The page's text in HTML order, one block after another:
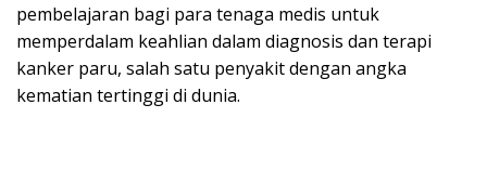
pembelajaran bagi para tenaga medis untuk
memperdalam keahlian dalam diagnosis dan terapi
kanker paru, salah satu penyakit dengan angka
kematian tertinggi di dunia.